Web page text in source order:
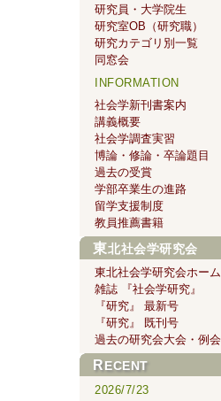
研究員・大学院生
研究室OB（研究職）
研究カテゴリ別一覧
同窓会
INFORMATION
社会学新刊書案内
講義概要
社会学調査実習
博論・修論・卒論題目
過去の受賞
学部卒業生の進路
留学支援制度
教員推薦書籍
東北社会学研究会
東北社会学研究会ホーム
雑誌 『社会学研究』
『研究』 最新号
『研究』 既刊号
過去の研究会大会・例会
RECENT
2026/7/23